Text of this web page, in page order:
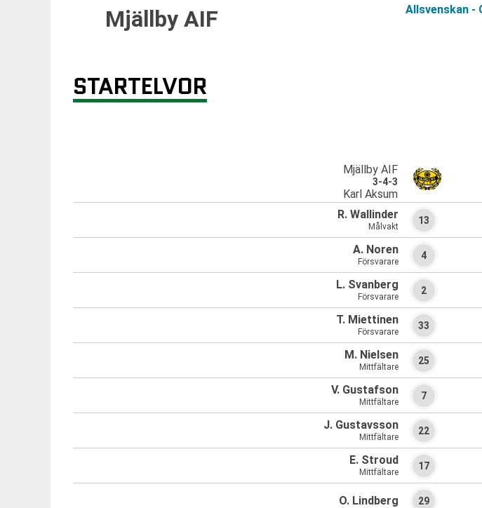
Mjällby AIF
Allsvenskan -
STARTELVOR
Mjällby AIF
3-4-3
Karl Aksum
R. Wallinder
Målvakt
13
A. Noren
Försvarare
4
L. Svanberg
Försvarare
2
T. Miettinen
Försvarare
33
M. Nielsen
Mittfältare
25
V. Gustafson
Mittfältare
7
J. Gustavsson
Mittfältare
22
E. Stroud
Mittfältare
17
O. Lindberg 29